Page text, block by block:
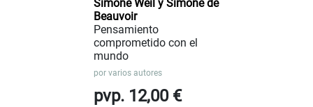
Simone Weil y Simone de
Beauvoir
Pensamiento
comprometido con el
mundo
por varios autores
pvp. 12,00 €